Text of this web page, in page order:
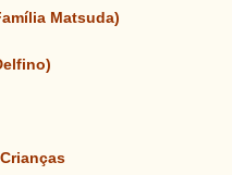
Matsuda)